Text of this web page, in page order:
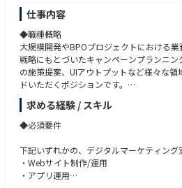
★ツール
Photoshop、illustrator、Figma、AdobeXD
※ツールに対する柔軟性重視
■望ましい経験／能力
・基礎的なデッサン力
・データの組み込みの制作経験・知識
・アイテム、アイコン、背景等のビジュア
★ツール
AfterEffect(映像制作ツール)、Unity、3D制
■求める人物像
仕事内容
◆職種概略
大規模開発やBPOプロジェクトにおける
戦略にもとづいたキャンペーンプランニン
の施策提案、UIアウトプットなど様々な
ドいただくポジションです。
◆具体的な仕事内容
【Campaign manager】
・デジタルキャンペーンのプランニング
・KPI策定/制作進行/分析、レポーティング
・定量的データを基にしたPDCA運用
求める経験 / スキル
◆必須要件
下記いずれかの、デジタルマーケティング
・Webサイト制作/運用
・アプリ運用